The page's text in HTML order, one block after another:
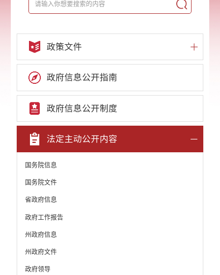
政策文件
政府信息公开指南
政府信息公开制度
法定主动公开内容
国务院信息
国务院文件
省政府信息
政府工作报告
州政府信息
州政府文件
政府领导